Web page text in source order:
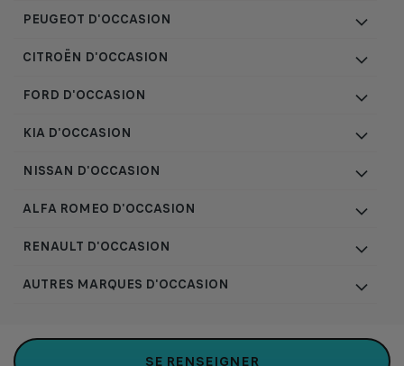
SE RENSEIGNER
PEUGEOT D'OCCASION
CITROËN D'OCCASION
FORD D'OCCASION
KIA D'OCCASION
NISSAN D'OCCASION
ALFA ROMEO D'OCCASION
RENAULT D'OCCASION
AUTRES MARQUES D'OCCASION
Plan du site Consentement cookie